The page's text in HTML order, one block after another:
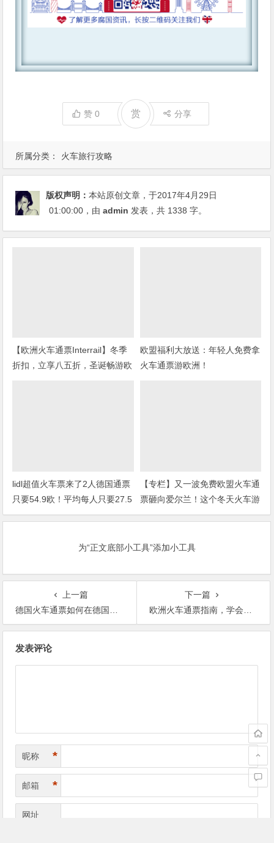
所属分类： 火车旅行攻略
赞0 赏 分享
版权声明：本站原创文章，于2017年4月29日
01:00:00 ，由admin 发表，共 1338 字。
【欧洲火车通票Interrail】冬季
折扣，立享八五折，圣诞畅游欧
欧盟福利大放送：年轻人免费拿
火车通票游欧洲！
lidl超值火车票来了2人德国通票
只要54.9欧！平均每人只要27.5
欧
【专栏】又一波免费欧盟火车通
票砸向爱尔兰！这个冬天火车游
欧洲！（附购票攻略）
为“正文底部小工具”添加小工具
上一篇
德国火车通票如何在德国以外使用
下一篇
欧洲火车通票指南，学会了才能稳稳玩遍欧洲
发表评论
昵称 *
邮箱 *
网址